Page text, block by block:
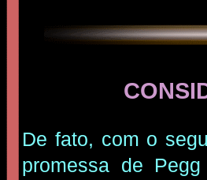
De fato, com o
promessa de